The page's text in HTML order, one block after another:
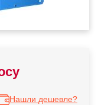
Нашли дешевле?